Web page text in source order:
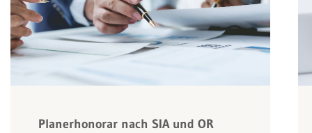
Planerhonorar nach SIA und OR